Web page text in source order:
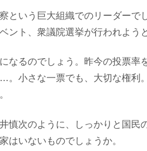
という巨大組織でのリーダー
ント、衆議院選挙が行われよう
なるのでしょう。昨今の投票率
小さな一票でも、大切な権利
慎次のように、しっかりと国民
はいないものでしょうか。